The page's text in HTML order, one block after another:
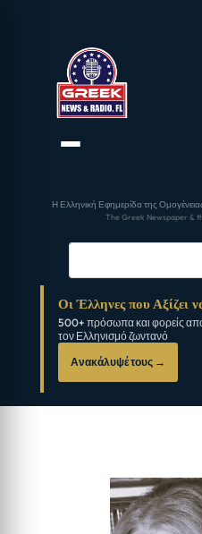
Η Ελληνική Εφημερίδα της
The Greek Newspaper &
Οι Έλληνες που Αξίζει
500+ πρόσωπα και φορείς
τον Ελληνισμό ζωντανό
Ανακάλυψέ τους →